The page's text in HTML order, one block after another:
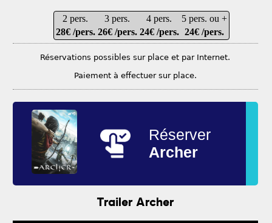
2 pers. 3 pers. 4 pers.
5 pers. ou +
28€ /pers. 26€ /pers. 24€ /pers. 24€ /pers.
Réservations possibles sur place et par Internet.
Paiement à effectuer sur place.
Réserver
Archer
Trailer Archer